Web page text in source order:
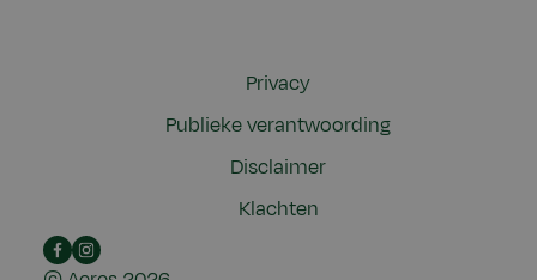
Privacy
Publieke verantwoording
Disclaimer
Klachten
Facebook
Instagram